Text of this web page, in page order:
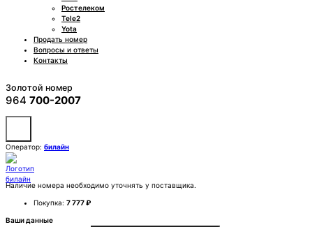
Ростелеком
Tele2
Yota
Продать номер
Вопросы и ответы
Контакты
Золотой номер
964 700-2007
Оператор: билайн
Наличие номера необходимо уточнять у поставщика.
Покупка: 7 777 ₽
Ваши данные